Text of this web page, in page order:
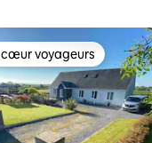
cœur voyageurs
voyageurs